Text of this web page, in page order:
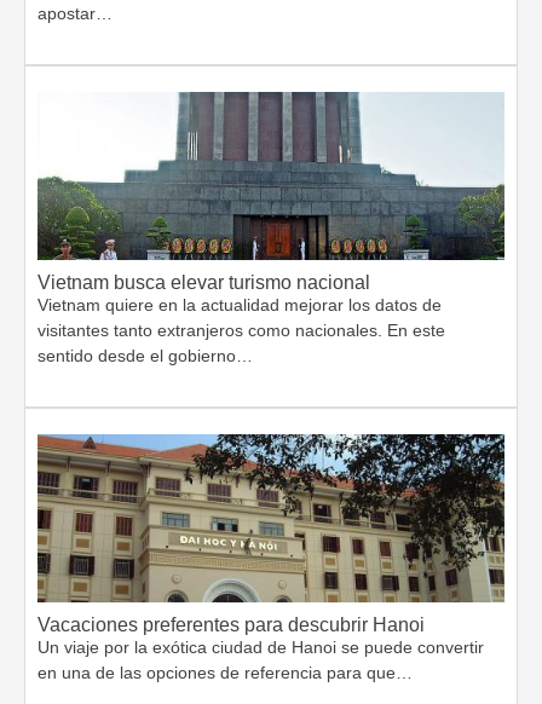
apostar…
Vietnam busca elevar turismo nacional
Vietnam quiere en la actualidad mejorar los datos de
visitantes tanto extranjeros como nacionales. En este
sentido desde el gobierno…
Vacaciones preferentes para descubrir Hanoi
Un viaje por la exótica ciudad de Hanoi se puede convertir
en una de las opciones de referencia para que…